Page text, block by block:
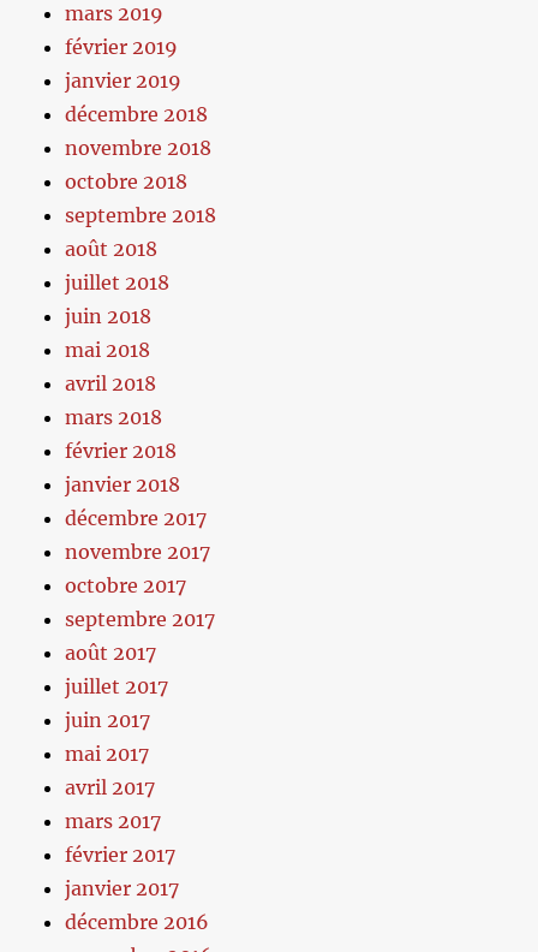
mars 2019
février 2019
janvier 2019
décembre 2018
novembre 2018
octobre 2018
septembre 2018
août 2018
juillet 2018
juin 2018
mai 2018
avril 2018
mars 2018
février 2018
janvier 2018
décembre 2017
novembre 2017
octobre 2017
septembre 2017
août 2017
juillet 2017
juin 2017
mai 2017
avril 2017
mars 2017
février 2017
janvier 2017
décembre 2016